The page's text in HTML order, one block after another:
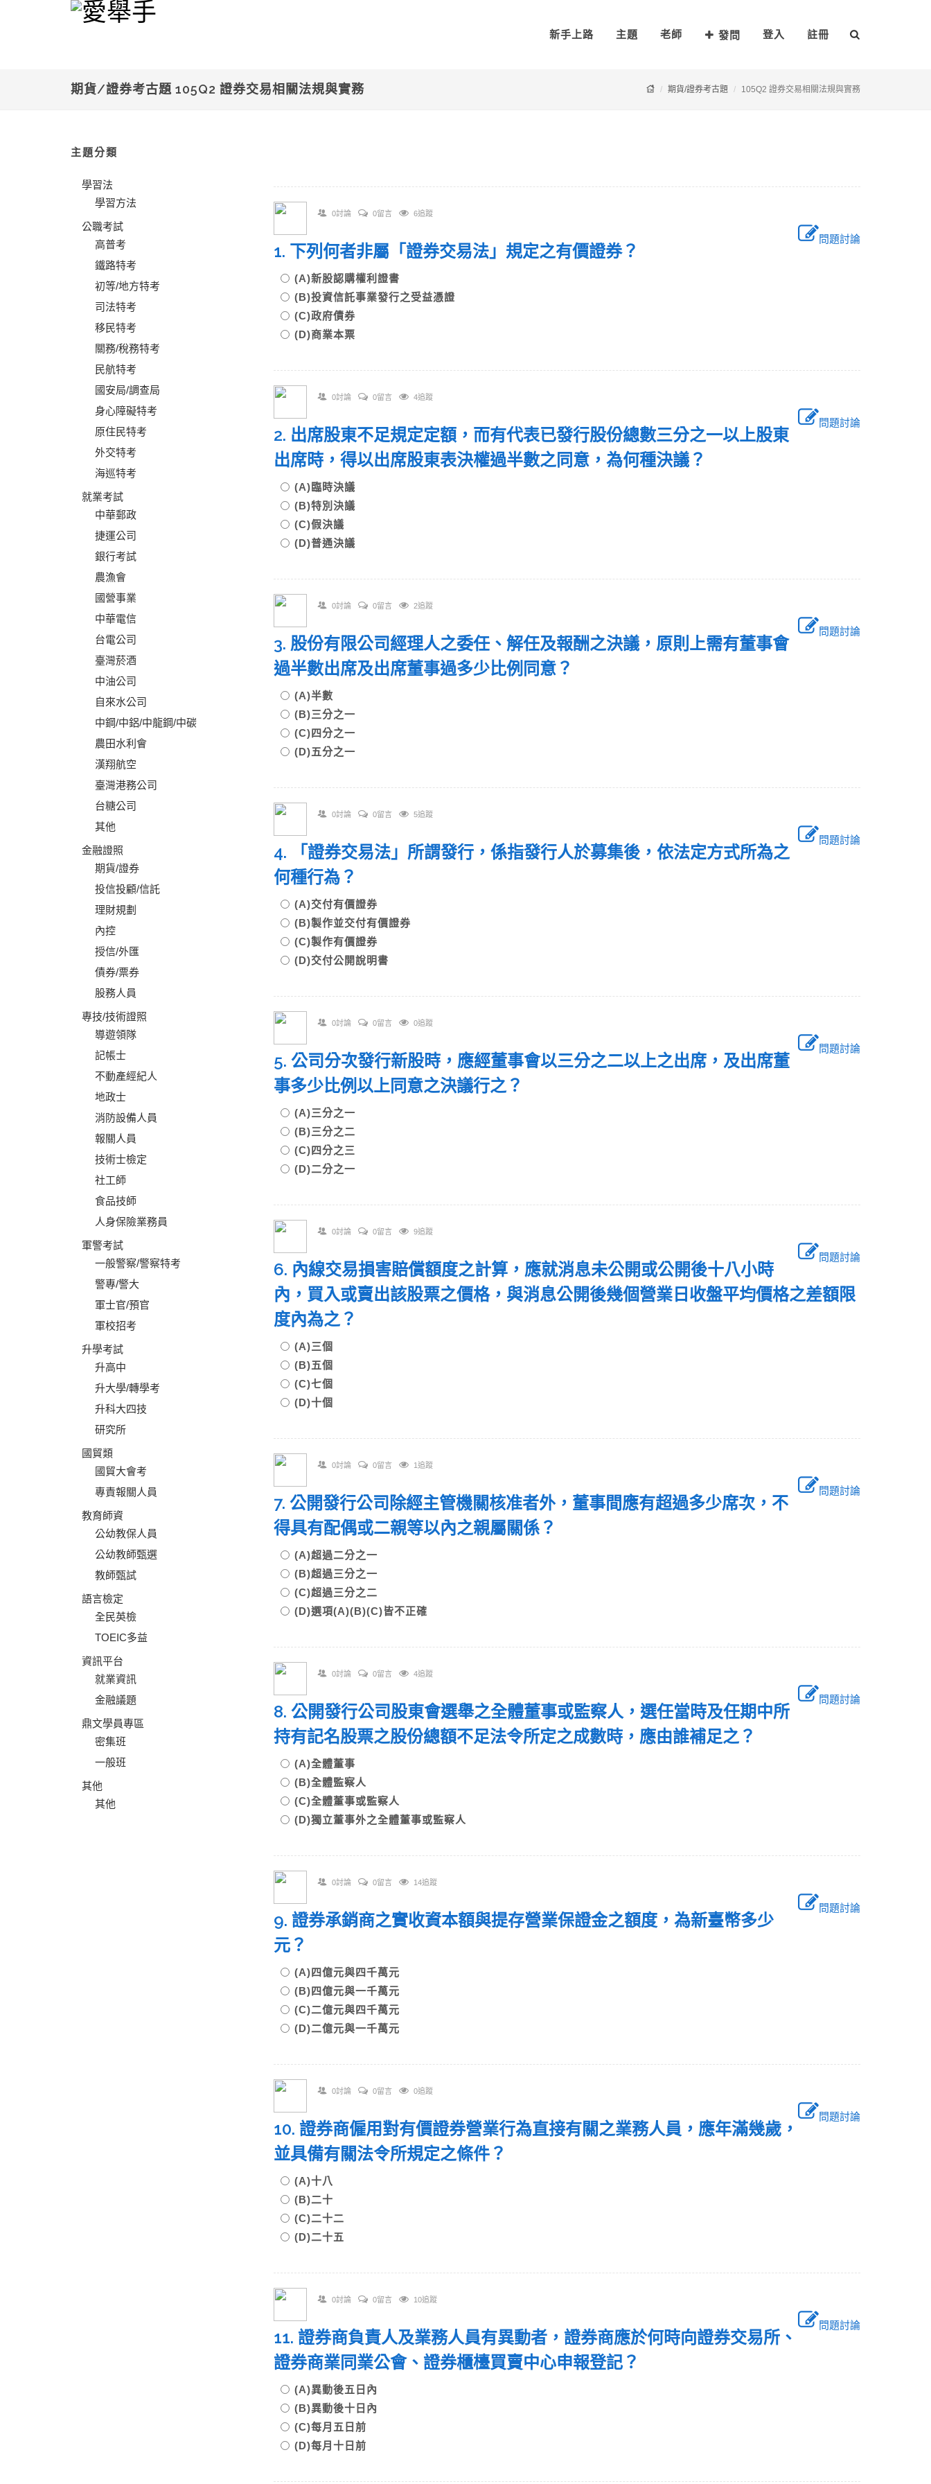
新手上路 主題 老師 發問 登入 註冊
期貨/證券考古題 105Q2 證券交易相關法規與實務 期貨/證券考古題 105Q2 證券交易相關法規與實務
主題分類
學習法
學習方法
公職考試
高普考
鐵路特考
初等/地方特考
司法特考
移民特考
關務/稅務特考
民航特考
國安局/調查局
身心障礙特考
原住民特考
外交特考
海巡特考
就業考試
中華郵政
捷運公司
銀行考試
農漁會
國營事業
中華電信
台電公司
臺灣菸酒
中油公司
自來水公司
中鋼/中鋁/中龍鋼/中碳
農田水利會
漢翔航空
臺灣港務公司
台糖公司
其他
金融證照
期貨/證券
投信投顧/信託
理財規劃
內控
授信/外匯
債券/票券
股務人員
專技/技術證照
導遊領隊
記帳士
不動產經紀人
地政士
消防設備人員
報關人員
技術士檢定
社工師
食品技師
人身保險業務員
軍警考試
一般警察/警察特考
警專/警大
軍士官/預官
軍校招考
升學考試
升高中
升大學/轉學考
升科大四技
研究所
國貿類
國貿大會考
專責報關人員
教育師資
公幼教保人員
公幼教師甄選
教師甄試
語言檢定
全民英檢
TOEIC多益
資訊平台
就業資訊
金融議題
鼎文學員專區
密集班
一般班
其他
其他
0討論 0留言 6追蹤
問題討論
1. 下列何者非屬「證券交易法」規定之有價證券？
(A)新股認購權利證書
(B)投資信託事業發行之受益憑證
(C)政府債券
(D)商業本票
0討論 0留言 4追蹤
問題討論
2. 出席股東不足規定定額，而有代表已發行股份總數三分之一以上股東
出席時，得以出席股東表決權過半數之同意，為何種決議？
(A)臨時決議
(B)特別決議
(C)假決議
(D)普通決議
0討論 0留言 2追蹤
問題討論
3. 股份有限公司經理人之委任、解任及報酬之決議，原則上需有董事會
過半數出席及出席董事過多少比例同意？
(A)半數
(B)三分之一
(C)四分之一
(D)五分之一
0討論 0留言 5追蹤
問題討論
4. 「證券交易法」所謂發行，係指發行人於募集後，依法定方式所為之
何種行為？
(A)交付有價證券
(B)製作並交付有價證券
(C)製作有價證券
(D)交付公開說明書
0討論 0留言 0追蹤
問題討論
5. 公司分次發行新股時，應經董事會以三分之二以上之出席，及出席董
事多少比例以上同意之決議行之？
(A)三分之一
(B)三分之二
(C)四分之三
(D)二分之一
0討論 0留言 9追蹤
問題討論
6. 內線交易損害賠償額度之計算，應就消息未公開或公開後十八小時
內，買入或賣出該股票之價格，與消息公開後幾個營業日收盤平均價格之差額限
度內為之？
(A)三個
(B)五個
(C)七個
(D)十個
0討論 0留言 1追蹤
問題討論
7. 公開發行公司除經主管機關核准者外，董事間應有超過多少席次，不
得具有配偶或二親等以內之親屬關係？
(A)超過二分之一
(B)超過三分之一
(C)超過三分之二
(D)選項(A)(B)(C)皆不正確
0討論 0留言 4追蹤
問題討論
8. 公開發行公司股東會選舉之全體董事或監察人，選任當時及任期中所
持有記名股票之股份總額不足法令所定之成數時，應由誰補足之？
(A)全體董事
(B)全體監察人
(C)全體董事或監察人
(D)獨立董事外之全體董事或監察人
0討論 0留言 14追蹤
問題討論
9. 證券承銷商之實收資本額與提存營業保證金之額度，為新臺幣多少
元？
(A)四億元與四千萬元
(B)四億元與一千萬元
(C)二億元與四千萬元
(D)二億元與一千萬元
0討論 0留言 0追蹤
問題討論
10. 證券商僱用對有價證券營業行為直接有關之業務人員，應年滿幾歲，
並具備有關法令所規定之條件？
(A)十八
(B)二十
(C)二十二
(D)二十五
0討論 0留言 10追蹤
問題討論
11. 證券商負責人及業務人員有異動者，證券商應於何時向證券交易所、
證券商業同業公會、證券櫃檯買賣中心申報登記？
(A)異動後五日內
(B)異動後十日內
(C)每月五日前
(D)每月十日前